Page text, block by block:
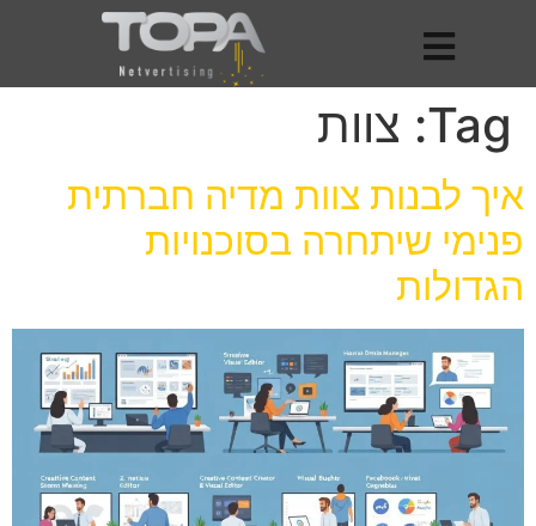
Tag: צוות
איך לבנות צוות מדיה חברתית
פנימי שיתחרה בסוכנויות
הגדולות